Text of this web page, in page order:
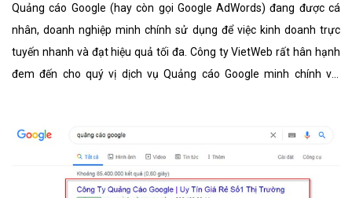
Quảng cáo Google (hay còn gọi Google AdWords) đang được cá
nhân, doanh nghiệp minh chính sử dụng để việc kinh doanh trực
tuyến nhanh và đạt hiệu quả tối đa. Công ty VietWeb rất hân hạnh
đem đến cho quý vị dịch vụ Quảng cáo Google minh chính với